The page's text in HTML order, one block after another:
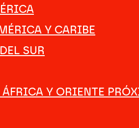
Y CARIBE
SUR
ÁFRICA Y ORIENTE